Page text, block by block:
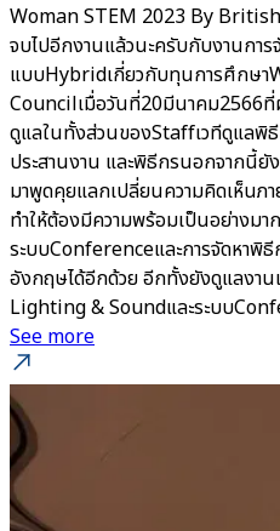
Woman STEM 2023 By
จบไปอีกงานแล้วนะครับกับงานการ
แบบHybridเกี่ยวกับทุนการศึกษ
Councilเมื่อวันที่20มีนาคม2566ที่
ดูแลในทั้งส่วนของStaffเวทีดูแลพิ
ประสานงาน และพิธีกรนอกจากนี้ยั
มาพูดคุยแลกเปลี่ยนความคิดเห็นภ
ทำให้ต้องมีความพร้อมเป็นอย่างมา
ระบบConferenceและการจัดหาพิ
อังกฤษได้อีกด้วย อีกทั้งยังดูแลงา
Lighting & Soundและระบบ
See more